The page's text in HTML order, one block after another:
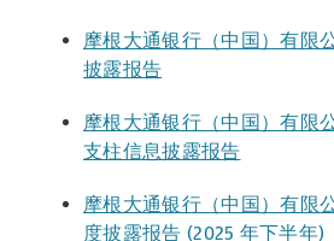
摩根大通银行（中国）有限
披露报告
摩根大通银行（中国）有限
支柱信息披露报告
摩根大通银行（中国）有限
度披露报告 (2025 年下半年)